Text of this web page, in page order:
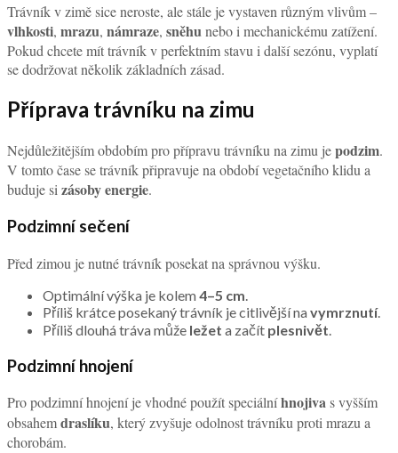
Trávník v zimě sice neroste, ale stále je vystaven různým vlivům –
vlhkosti, mrazu, námraze, sněhunebo i mechanickému zatížení.
Pokud chcete mít trávník v perfektním stavu i další sezónu, vyplatí
se dodržovat několik základních zásad.
Příprava trávníku na zimu
Nejdůležitějším obdobím pro přípravu trávníku na zimu jepodzim.
V tomto čase se trávník připravuje na období vegetačního klidu a
buduje sizásoby energie.
Podzimní sečení
Před zimou je nutné trávník posekat na správnou výšku.
Optimální výška je kolem 4–5 cm.
Příliš krátce posekaný trávník je citlivější na vymrznutí.
Příliš dlouhá tráva může ležet a začít plesnivět.
Podzimní hnojení
Pro podzimní hnojení je vhodné použít speciálníhnojivas vyšším
obsahemdraslíku, který zvyšuje odolnost trávníku proti mrazu a
chorobám.